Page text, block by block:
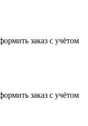
заказ с учётом
заказ с учётом